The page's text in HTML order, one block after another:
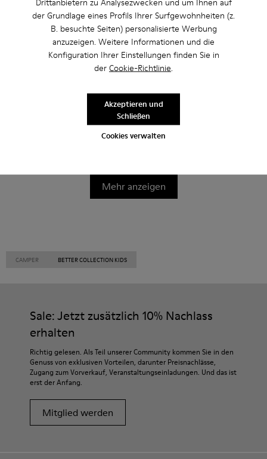
der Grundlage eines Profils Ihrer Surfgewohnheiten (z.
B. besuchte Seiten) personalisierte Werbung
anzuzeigen. Weitere Informationen und die
Konfiguration Ihrer Einstellungen finden Sie in
der Cookie-Richtlinie.
Cookies verwalten
Akzeptieren und
SchließenBicho
45 € - 51 €
Mehr anzeigen
CAMPER BETTER COLLECTION KIDS
Sale: Jetzt zusätzlich 10% Nachlass
erhalten
Richtig gelesen. Als Teil unserer Community kommen Sie in den
Genuss von exklusiven Vorteilen, darunter Preisnachlässe,
Zugang zum Vorverkauf, Veranstaltungseinladungen. Und das ist
erst der Anfang.
Mitglied werden